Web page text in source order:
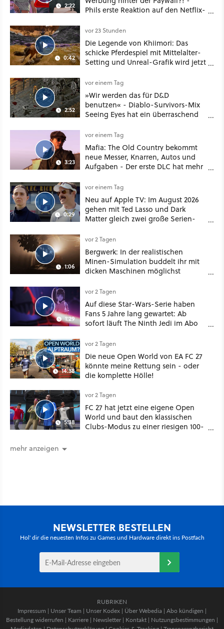
2:22
Phils erste Reaktion auf den Netflix-
0:42
vor 23 Stunden
Die Legende von Khiimori: Das
schicke Pferdespiel mit Mittelalter-
Setting und Unreal-Grafik wird jetzt
2:52
vor einem Tag
»Wir werden das für D&D
benutzen« - Diablo-Survivors-Mix
Seeing Eyes hat ein überraschend
3:23
vor einem Tag
Mafia: The Old Country bekommt
neue Messer, Knarren, Autos und
Aufgaben - Der erste DLC hat mehr
0:29
vor einem Tag
Neu auf Apple TV: Im August 2026
gehen mit Ted Lasso und Dark
Matter gleich zwei große Serien-
1:06
vor 2 Tagen
Bergwerk: In der realistischen
Minen-Simulation buddelt ihr mit
dicken Maschinen möglichst
1:29
vor 2 Tagen
Auf diese Star-Wars-Serie haben
Fans 5 Jahre lang gewartet: Ab
sofort läuft The Ninth Jedi im Abo
14:38
vor 2 Tagen
Die neue Open World von EA FC 27
könnte meine Rettung sein - oder
die komplette Hölle!
5:38
vor 2 Tagen
FC 27 hat jetzt eine eigene Open
World und baut den klassischen
Clubs-Modus zu einer riesigen 100-
mehr anzeigen
NEWSLETTER BESTELLEN
Hol' dir die neuesten Infos zu Games und Hardware direkt ins Postfach
RUBRIKEN
Impressum | Unser Team | Unser Kodex | Über Webedia | Abo kündigen |
Bestellung widerrufen | Karriere | Newsletter | Kontakt | Nutzungsbestimmungen |